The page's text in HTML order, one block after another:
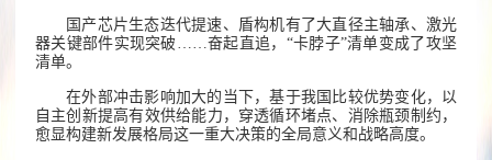
国产芯片生态迭代提速、盾构机有了大直径主轴承、激光
器关键部件实现突破……奋起直追，“卡脖子”清单变成了攻坚
清单。
在外部冲击影响加大的当下，基于我国比较优势变化，以
自主创新提高有效供给能力，穿透循环堵点、消除瓶颈制约，
愈显构建新发展格局这一重大决策的全局意义和战略高度。